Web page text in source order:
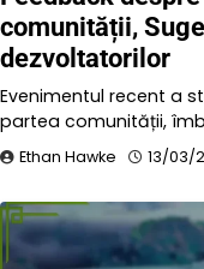
comunității,
dezvoltatorilor
Evenimentul recent a
partea comunității,
Ethan Hawke 13/03/